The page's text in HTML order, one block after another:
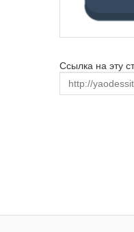
Ссылка на эту